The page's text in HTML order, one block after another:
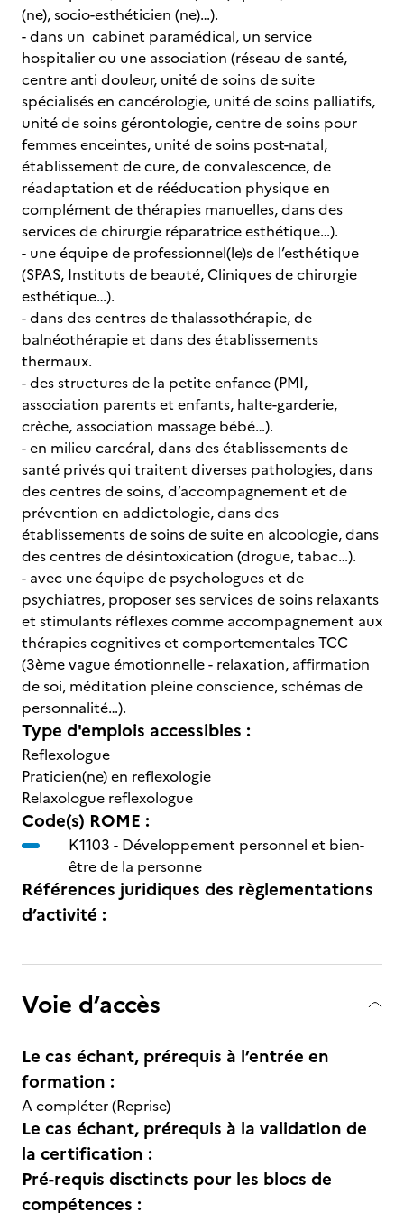
(ne), socio-esthéticien (ne)…).
- dans un cabinet paramédical, un service
hospitalier ou une association (réseau de santé,
centre anti douleur, unité de soins de suite
spécialisés en cancérologie, unité de soins palliatifs,
unité de soins gérontologie, centre de soins pour
femmes enceintes, unité de soins post-natal,
établissement de cure, de convalescence, de
réadaptation et de rééducation physique en
complément de thérapies manuelles, dans des
services de chirurgie réparatrice esthétique…).
- une équipe de professionnel(le)s de l’esthétique
(SPAS, Instituts de beauté, Cliniques de chirurgie
esthétique…).
- dans des centres de thalassothérapie, de
balnéothérapie et dans des établissements
thermaux.
- des structures de la petite enfance (PMI,
association parents et enfants, halte-garderie,
crèche, association massage bébé…).
- en milieu carcéral, dans des établissements de
santé privés qui traitent diverses pathologies, dans
des centres de soins, d’accompagnement et de
prévention en addictologie, dans des
établissements de soins de suite en alcoologie, dans
des centres de désintoxication (drogue, tabac…).
- avec une équipe de psychologues et de
psychiatres, proposer ses services de soins relaxants
et stimulants réflexes comme accompagnement aux
thérapies cognitives et comportementales TCC
(3ème vague émotionnelle - relaxation, affirmation
de soi, méditation pleine conscience, schémas de
personnalité…).
Type d'emplois accessibles :
Reflexologue
Praticien(ne) en reflexologie
Relaxologue reflexologue
Code(s) ROME :
K1103 - Développement personnel et bien-
être de la personne
Références juridiques des règlementations
d’activité :
Voie d’accès
Le cas échant, prérequis à l’entrée en
formation :
A compléter (Reprise)
Le cas échant, prérequis à la validation de
la certification :
Pré-requis disctincts pour les blocs de
compétences :